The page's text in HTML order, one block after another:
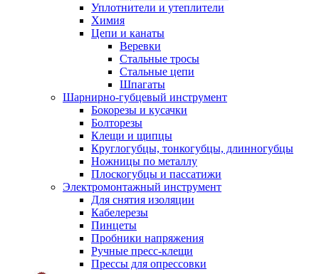
Уплотнители и утеплители
Химия
Цепи и канаты
Веревки
Стальные тросы
Стальные цепи
Шпагаты
Шарнирно-губцевый инструмент
Бокорезы и кусачки
Болторезы
Клещи и щипцы
Круглогубцы, тонкогубцы, длинногубцы
Ножницы по металлу
Плоскогубцы и пассатижи
Электромонтажный инструмент
Для снятия изоляции
Кабелерезы
Пинцеты
Пробники напряжения
Ручные пресс-клещи
Прессы для опрессовки